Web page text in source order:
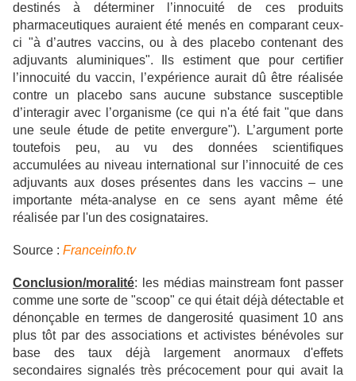
destinés à déterminer l’innocuité de ces produits
pharmaceutiques auraient été menés en comparant ceux-
ci "à d’autres vaccins, ou à des placebo contenant des
adjuvants aluminiques". Ils estiment que pour certifier
l’innocuité du vaccin, l’expérience aurait dû être réalisée
contre un placebo sans aucune substance susceptible
d’interagir avec l’organisme (ce qui n'a été fait "que dans
une seule étude de petite envergure"). L’argument porte
toutefois peu, au vu des données scientifiques
accumulées au niveau international sur l’innocuité de ces
adjuvants aux doses présentes dans les vaccins – une
importante méta-analyse en ce sens ayant même été
réalisée par l'un des cosignataires.
Source : Franceinfo.tv
Conclusion/moralité: les médias mainstream font passer
comme une sorte de "scoop" ce qui était déjà détectable et
dénonçable en termes de dangerosité quasiment 10 ans
plus tôt par des associations et activistes bénévoles sur
base des taux déjà largement anormaux d'effets
secondaires signalés très précocement pour qui avait la